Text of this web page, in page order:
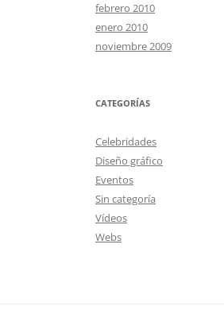
febrero 2010
enero 2010
noviembre 2009
CATEGORÍAS
Celebridades
Diseño gráfico
Eventos
Sin categoría
Vídeos
Webs